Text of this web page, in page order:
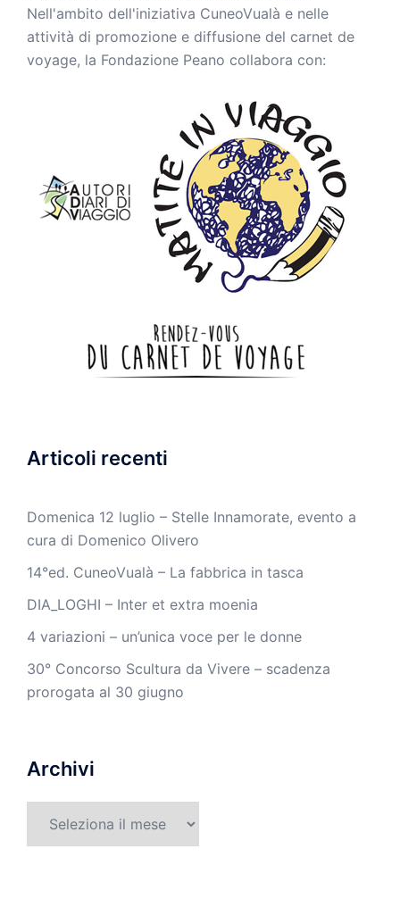
Nell'ambito dell'iniziativa CuneoVualà e nelle
attività di promozione e diffusione del carnet de
voyage, la Fondazione Peano collabora con:
Articoli recenti
Domenica 12 luglio – Stelle Innamorate, evento a
cura di Domenico Olivero
14°ed. CuneoVualà – La fabbrica in tasca
DIA_LOGHI – Inter et extra moenia
4 variazioni – un’unica voce per le donne
30° Concorso Scultura da Vivere – scadenza
prorogata al 30 giugno
Archivi